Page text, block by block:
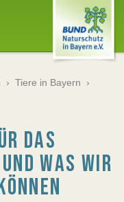
› Tiere in Bayern ›
DAS
WAS WIR